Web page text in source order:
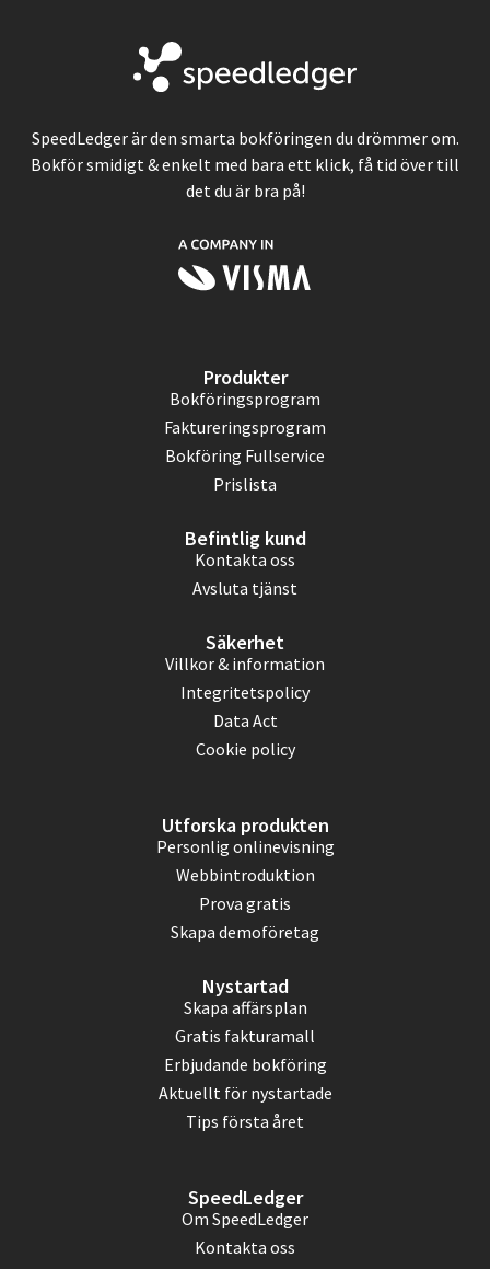
SpeedLedger är den smarta bokföringen du drömmer om.
Bokför smidigt & enkelt med bara ett klick, få tid över till
det du är bra på!
Produkter
Bokföringsprogram
Faktureringsprogram
Bokföring Fullservice
Prislista
Befintlig kund
Kontakta oss
Avsluta tjänst
Säkerhet
Villkor & information
Integritetspolicy
Data Act
Cookie policy
Utforska produkten
Personlig onlinevisning
Webbintroduktion
Prova gratis
Skapa demoföretag
Nystartad
Skapa affärsplan
Gratis fakturamall
Erbjudande bokföring
Aktuellt för nystartade
Tips första året
SpeedLedger
Om SpeedLedger
Kontakta oss